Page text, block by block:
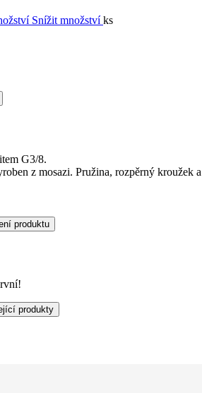
Snížit množstvíks
G3/8.
z mosazi. Pružina, rozpěrný kroužek
produktu
produkty